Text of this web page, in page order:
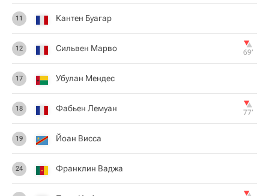
11 Кантен Буагар
12 Сильвен Марво 69‎’‎
17 Убулан Мендес
18 Фабьен Лемуан 77‎’‎
19 Йоан Висса
24 Франклин Ваджа